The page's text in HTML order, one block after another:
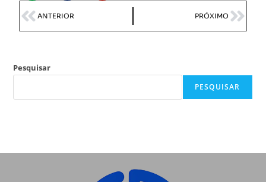
ANTERIOR PRÓXIMO
Pesquisar
PESQUISAR